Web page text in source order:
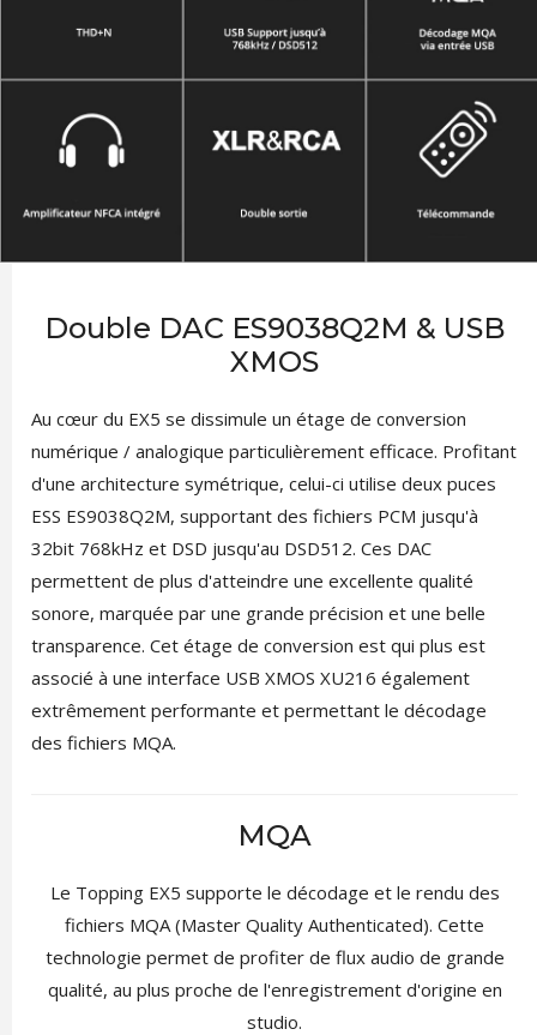
Double DAC ES9038Q2M & USB
XMOS
Au cœur du EX5 se dissimule un étage de conversion
numérique / analogique particulièrement efficace. Profitant
d'une architecture symétrique, celui-ci utilise deux puces
ESS ES9038Q2M, supportant des fichiers PCM jusqu'à
32bit 768kHz et DSD jusqu'au DSD512. Ces DAC
permettent de plus d'atteindre une excellente qualité
sonore, marquée par une grande précision et une belle
transparence. Cet étage de conversion est qui plus est
associé à une interface USB XMOS XU216 également
extrêmement performante et permettant le décodage
des fichiers MQA.
MQA
Le Topping EX5 supporte le décodage et le rendu des
fichiers MQA (Master Quality Authenticated). Cette
technologie permet de profiter de flux audio de grande
qualité, au plus proche de l'enregistrement d'origine en
studio.